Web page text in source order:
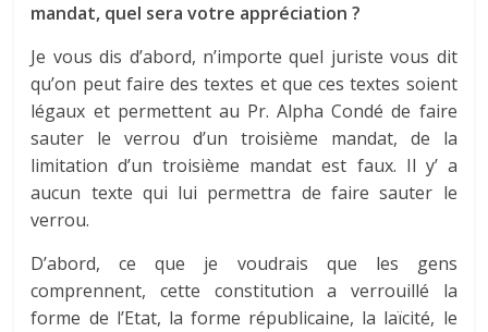
mandat, quel sera votre appréciation ?
Je vous dis d’abord, n’importe quel juriste vous dit
qu’on peut faire des textes et que ces textes soient
légaux et permettent au Pr. Alpha Condé de faire
sauter le verrou d’un troisième mandat, de la
limitation d’un troisième mandat est faux. Il y’ a
aucun texte qui lui permettra de faire sauter le
verrou.
D’abord, ce que je voudrais que les gens
comprennent, cette constitution a verrouillé la
forme de l’Etat, la forme républicaine, la laïcité, le